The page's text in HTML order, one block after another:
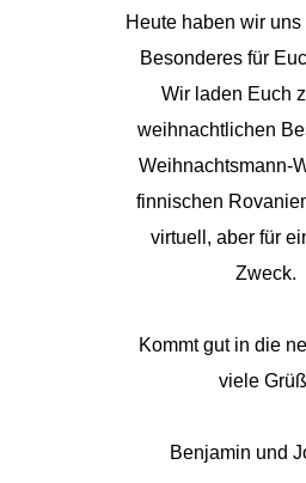
Heute haben wir
Besonderes für
Wir laden Euch
weihnachtlichen
Weihnachtsmann-
finnischen
virtuell, aber für
Zweck.
Kommt gut in die
viele
Benjamin und